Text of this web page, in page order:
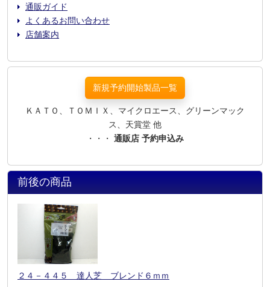
通販ガイド
よくあるお問い合わせ
店舗案内
新規予約開始製品一覧
ＫＡＴＯ、ＴＯＭＩＸ、マイクロエース、グリーンマック
ス、天賞堂 他
・・・ 通販店 予約申込み
前後の商品
２４－４４５ 達人芝 ブレンド６ｍｍ